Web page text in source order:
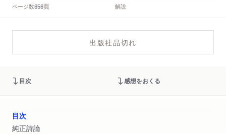
ページ数656頁 解説
出版社品切れ
目次 感想をおくる
目次
純正詩論